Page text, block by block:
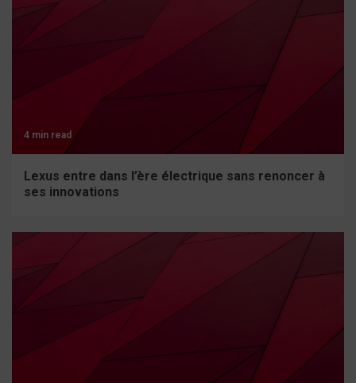
4 min read
Lexus entre dans l’ère électrique sans renoncer à
ses innovations